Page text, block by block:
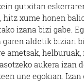
gutxitan
xume honen
izana bizi gabe.
aldetik biziari
ametsak,
aukera izan
une egokian.